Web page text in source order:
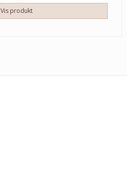
Vis produkt